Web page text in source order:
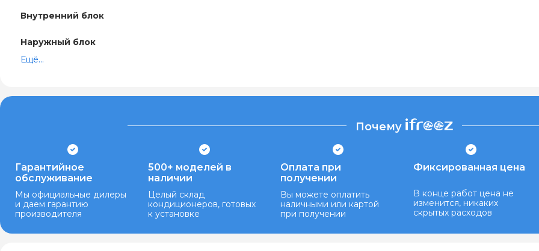
Внутренний блок
Наружный блок
Ещё...
Почему
Гарантийное
обслуживание
Мы официальные дилеры
и даем гарантию
производителя
500+ моделей в
наличии
Целый склад
кондиционеров, готовых
к установке
Оплата при
получении
Вы можете оплатить
наличными или картой
при получении
Фиксированная цена
В конце работ цена не
изменится, никаких
скрытых расходов